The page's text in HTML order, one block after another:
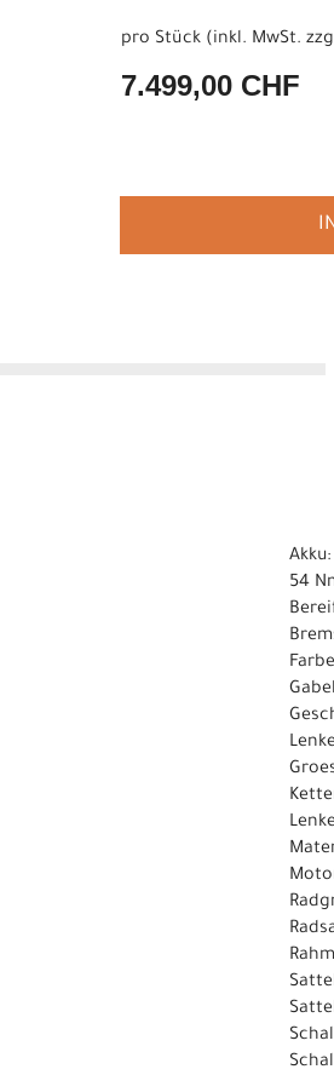
pro Stück (inkl. MwSt.
7.499,00 CHF
54